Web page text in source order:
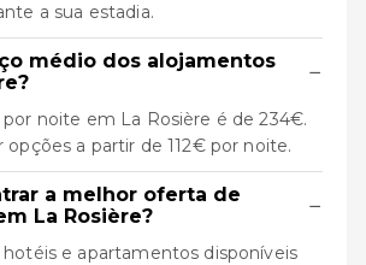
a sua estadia.
médio dos alojamentos
−
noite em La Rosière é de 234€.
opções a partir de 112€ por noite.
a melhor oferta de
La Rosière?
−
hotéis e apartamentos disponíveis